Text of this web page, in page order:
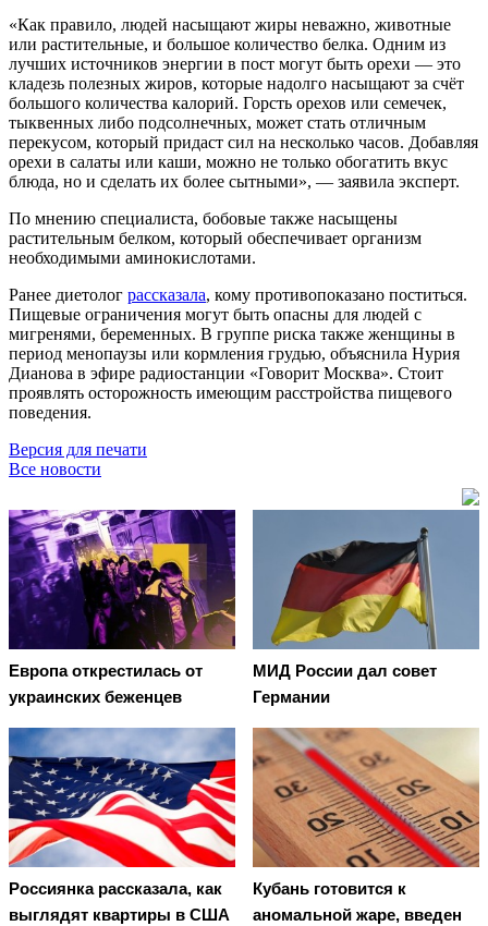
«Как правило, людей насыщают жиры неважно, животные
или растительные, и большое количество белка. Одним из
лучших источников энергии в пост могут быть орехи — это
кладезь полезных жиров, которые надолго насыщают за счёт
большого количества калорий. Горсть орехов или семечек,
тыквенных либо подсолнечных, может стать отличным
перекусом, который придаст сил на несколько часов. Добавляя
орехи в салаты или каши, можно не только обогатить вкус
блюда, но и сделать их более сытными», — заявила эксперт.
По мнению специалиста, бобовые также насыщены
растительным белком, который обеспечивает организм
необходимыми аминокислотами.
Ранее диетолог рассказала, кому противопоказано поститься.
Пищевые ограничения могут быть опасны для людей с
мигренями, беременных. В группе риска также женщины в
период менопаузы или кормления грудью, объяснила Нурия
Дианова в эфире радиостанции «Говорит Москва». Стоит
проявлять осторожность имеющим расстройства пищевого
поведения.
Версия для печати
Все новости
Европа открестилась от
украинских беженцев
МИД России дал совет
Германии
Россиянка рассказала, как
выглядят квартиры в США
Кубань готовится к
аномальной жаре, введен